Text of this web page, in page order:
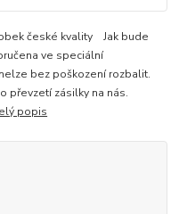
české kvality Jak bude
ve speciální
bez poškození rozbalit.
převzetí zásilky na nás.
popis